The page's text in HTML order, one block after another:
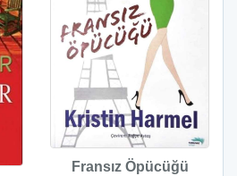
Fransız Öpücüğü